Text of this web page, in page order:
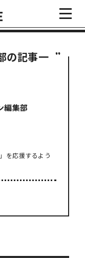
の記事一
編集部
を応援するよう